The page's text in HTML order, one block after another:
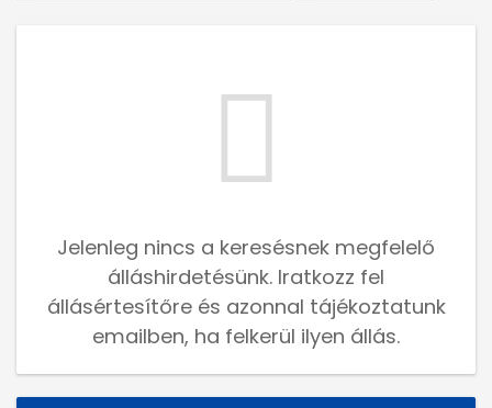
Jelenleg nincs a keresésnek megfelelő
álláshirdetésünk. Iratkozz fel
állásértesítőre és azonnal tájékoztatunk
emailben, ha felkerül ilyen állás.